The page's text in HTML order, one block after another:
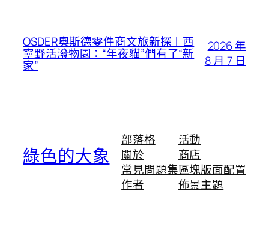
OSDER奧斯德零件商文旅新探丨西
寧野活潑物園：“年夜貓”們有了“新
家”
2026 年
8 月 7 日
綠色的大象
部落格
關於
常見問題集
作者
活動
商店
區塊版面配置
佈景主題